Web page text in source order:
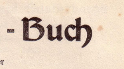
s- Buch